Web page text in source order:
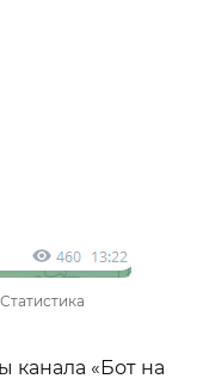
канала «Бот на